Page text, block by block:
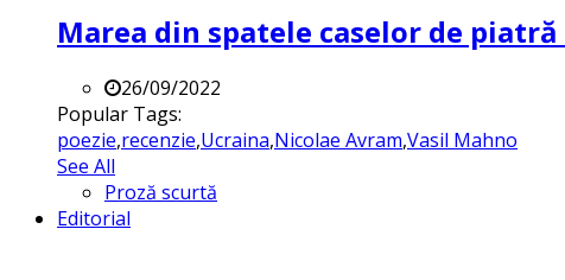
Marea din spatele caselor de
26/09/2022
Popular Tags:
poezie,recenzie,Ucraina,Nicolae Avram,Vasil Mahno
See All
Proză scurtă
Editorial